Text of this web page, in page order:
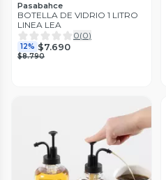
Pasabahce
BOTELLA DE VIDRIO 1 LITRO
LINEA LEA
0(0)
12% $7.690
$8.790